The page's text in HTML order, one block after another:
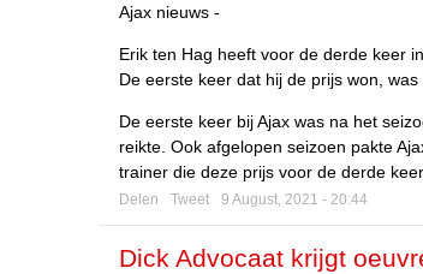
Ajax nieuws -
Erik ten Hag heeft voor de derde keer
De eerste keer dat hij de prijs won,
De eerste keer bij Ajax was na het
reikte. Ook afgelopen seizoen pakte
trainer die deze prijs voor de derde
Delen Tweet 9 August, 2021 - 20:44
Dick Advocaat krijgt